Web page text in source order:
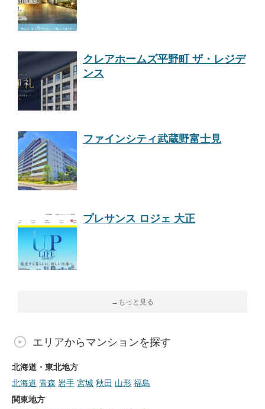
クレアホームズ平野町 ザ・レジデ
ンス
ファインシティ武蔵野富士見
プレサンス ロジェ 大正
→もっと見る
エリアからマンションを探す
北海道・東北地方
北海道 青森 岩手 宮城 秋田 山形 福島
関東地方